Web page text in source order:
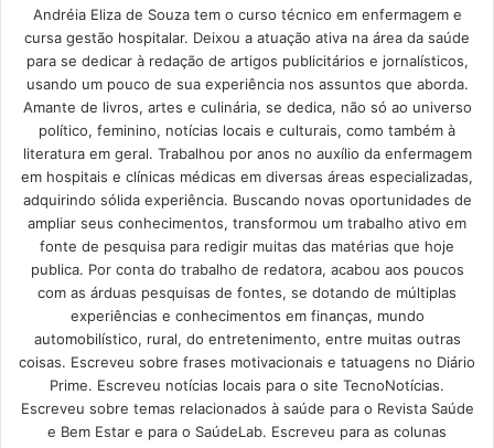
Como repelir insetos sem o
uso de produtos químicos
com dicas caseiras
Os produtos químicos que encontramos nos repelentes
convencionais comumente causam vários impactos
negativos, seja para os seres vivos ou para o meio
ambiente. Se tais produtos forem liberados na água ou no
ar, podem nosso ecossistema, o que prejudica
diretamente a flora e a fauna locais. Sem contar que, nos
seres humanos, podem causar alergias, irritações, entre
outros problemas.
Andréia Eliza de Souza tem o curso técnico em enfermagem e
cursa gestão hospitalar. Deixou a atuação ativa na área da saúde
para se dedicar à redação de artigos publicitários e jornalísticos,
usando um pouco de sua experiência nos assuntos que aborda.
Amante de livros, artes e culinária, se dedica, não só ao universo
político, feminino, notícias locais e culturais, como também à
literatura em geral. Trabalhou por anos no auxílio da enfermagem
em hospitais e clínicas médicas em diversas áreas especializadas,
adquirindo sólida experiência. Buscando novas oportunidades de
ampliar seus conhecimentos, transformou um trabalho ativo em
fonte de pesquisa para redigir muitas das matérias que hoje
publica. Por conta do trabalho de redatora, acabou aos poucos
com as árduas pesquisas de fontes, se dotando de múltiplas
experiências e conhecimentos em finanças, mundo
automobilístico, rural, do entretenimento, entre muitas outras
coisas. Escreveu sobre frases motivacionais e tatuagens no Diário
Prime. Escreveu notícias locais para o site TecnoNotícias.
Escreveu sobre temas relacionados à saúde para o Revista Saúde
e Bem Estar e para o SaúdeLab. Escreveu para as colunas